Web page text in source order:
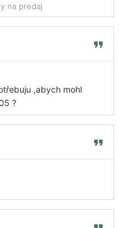
na predaj
,abych mohl
?